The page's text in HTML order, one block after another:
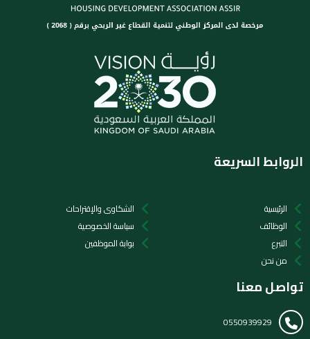
الروابط السريعة
الرئيسية
الوظائف
التبرع
من نحن
الشكاوى والإقتراحات
سياسة الخصوصية
بوابة الموظفين
تواصل معنا
0550939929